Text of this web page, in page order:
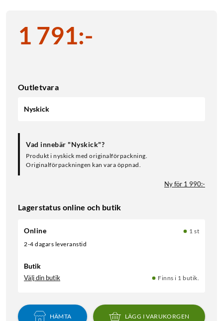
1 791:-
Outletvara
Nyskick
Vad innebär "Nyskick"?
Produkt i nyskick med originalförpackning.
Originalförpackningen kan vara öppnad.
Ny för 1 990:-
Lagerstatus online och butik
Online
1 st
2-4 dagars leveranstid
Butik
Välj din butik Finns i 1 butik.
HÄMTA LÄGG I VARUKORGEN